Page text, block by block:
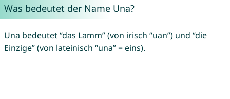
Was bedeutet der Name Una?
Una bedeutet “das Lamm” (von irisch “uan”) und “die
Einzige” (von lateinisch “una” = eins).